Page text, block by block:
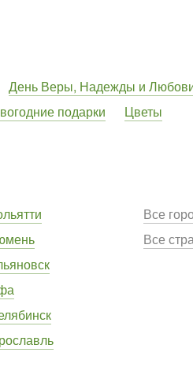
День Веры, Надежды и
подарки Цветы
Все
Все